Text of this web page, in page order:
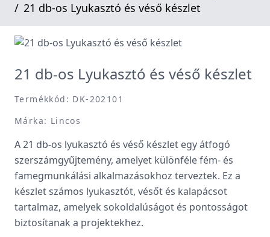
21 db-os Lyukasztó és véső készlet
21 db-os Lyukasztó és véső készlet
Termékkód: DK-202101
Márka: Lincos
A 21 db-os lyukasztó és véső készlet egy átfogó
szerszámgyűjtemény, amelyet különféle fém- és
famegmunkálási alkalmazásokhoz terveztek. Ez a
készlet számos lyukasztót, vésőt és kalapácsot
tartalmaz, amelyek sokoldalúságot és pontosságot
biztosítanak a projektekhez.